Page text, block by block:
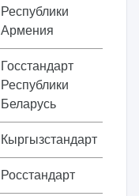
Республики
Армения
Госстандарт
Республики
Беларусь
Кыргызстандарт
Росстандарт